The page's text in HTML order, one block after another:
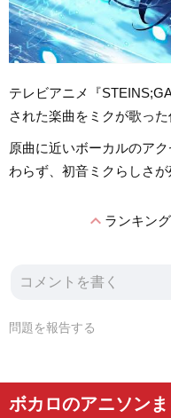
テレビアニメ『
された楽曲をミクが歌った
原曲に近いボーカルのア
わらず、初音ミクらしさ
expand_lessランキン
問題を報告する
ボカロのアニソン